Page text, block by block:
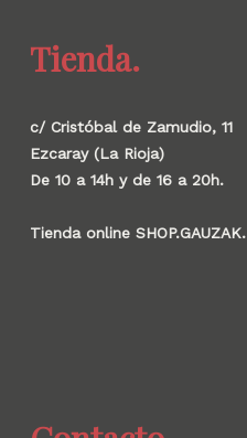
Tienda.
c/ Cristóbal de Zamudio, 11
Ezcaray (La Rioja)
De 10 a 14h y de 16 a 20h.
Tienda online SHOP.GAUZAK.